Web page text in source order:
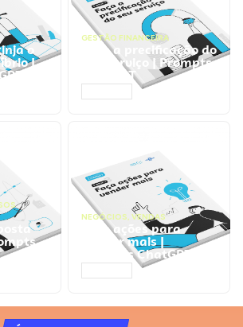
o
|
GESTÃO FINANCEIRA
Faça a precificação do
seu serviço | Prompts
ChatGPT
NEGÓCIOS, VENDAS
Faça ações para
vender mais |
Prompts ChatGPT